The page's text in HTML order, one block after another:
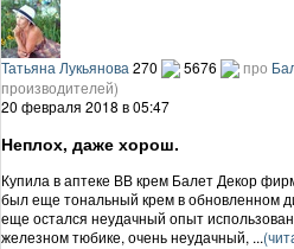
Татьяна Лукьянова 270 5676 про
производителей)
20 февраля 2018 в 05:47
Неплох, даже хорош.
Купила в аптеке ВВ крем Балет Декор
был еще тональный крем в обновленном
еще остался неудачный опыт
железном тюбике, очень неудачный, ...